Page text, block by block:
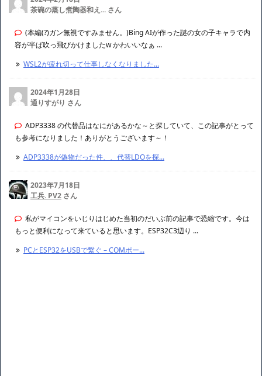
茶碗の蒸し煮陶器和え... さん
(本編(?)ガン無視ですみません。)Bing AIが作った謎の女の子キャラで内
容が半ば吹っ飛びかけましたw かわいいなぁ ...
WSL2が疲れ切って仕事しなくなりました...
2024年1月28日
通りすがり さん
ADP3338 の代替品はなにがあるかな～と探していて、この記事がとって
も参考になりました！ありがとうございます～！
ADP3338が偽物だった件、、代替LDOを探...
2023年7月18日
工兵. PV2 さん
私がマイコンをいじりはじめた当初のだいぶ前の記事で恐縮です。今は
もっと便利になって来ていると思います。ESP32C3辺り ...
PCとESP32をUSBで繋ぐ – COMポー...